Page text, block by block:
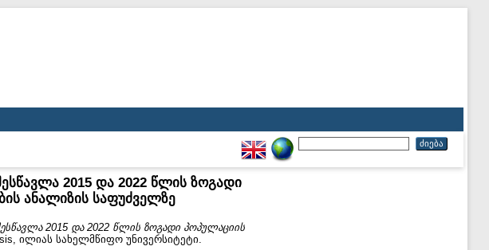
2015 და 2022 წლის ზოგადი
ანალიზის საფუძველზე
2015 და 2022 წლის ზოგადი პოპულაციის
ილიას სახელმწიფო უნივერსიტეტი.